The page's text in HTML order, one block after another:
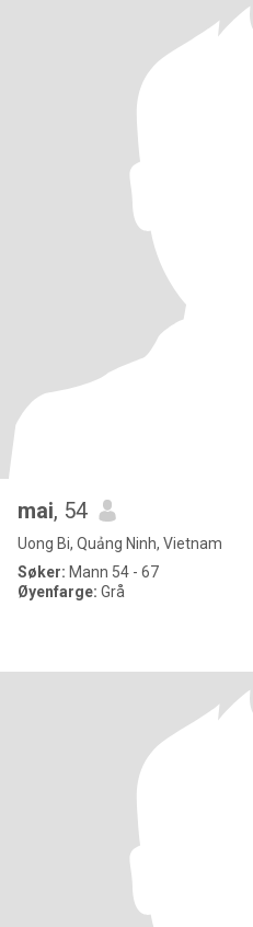
mai, 54
Uong Bi, Quảng Ninh, Vietnam
Søker: Mann 54 - 67
Øyenfarge: Grå